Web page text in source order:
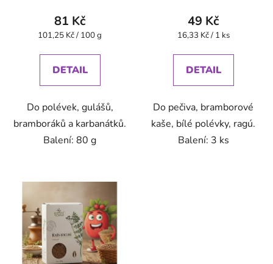
81 Kč
Měrná
101,25 Kč / 100 g
DETAIL
Do polévek, gulášů,
bramboráků a karbanátků.
Balení: 80 g
49 Kč
Měrná
16,33 Kč / 1 ks
DETAIL
Do pečiva, bramborové
kaše, bílé polévky, ragú.
Balení: 3 ks